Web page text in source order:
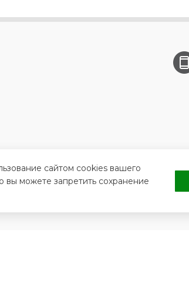
сайтом cookies вашего
вы можете запретить сохранение